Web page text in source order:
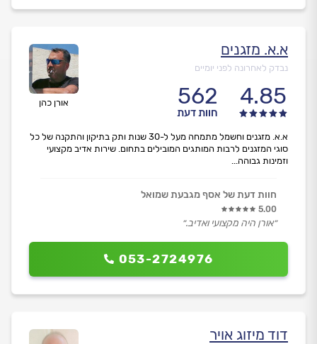
אורן כהן
א.א. מזגנים
נבדק לאחרונה לפני יומיים
4.85
562
חוות דעת
053-2724976
א.א. מזגנים וחשמל מתמחה מעל ל-30 שנות ותק בתיקון והתקנה של כל
סוגי המזגנים לרבות המותגים המובילים בתחום. שירות אדיב מקצועי
וזמינות גבוהה...
חוות דעת של אסף מגבעת שמואל
5.00
״אורן היה מקצועי ואדיב.״
דוד מיזוג אויר